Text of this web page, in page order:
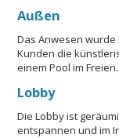
Außen
Das Anwesen
Kunden die
einem Pool im Freien.
Lobby
Die Lobby ist
entspannen und im